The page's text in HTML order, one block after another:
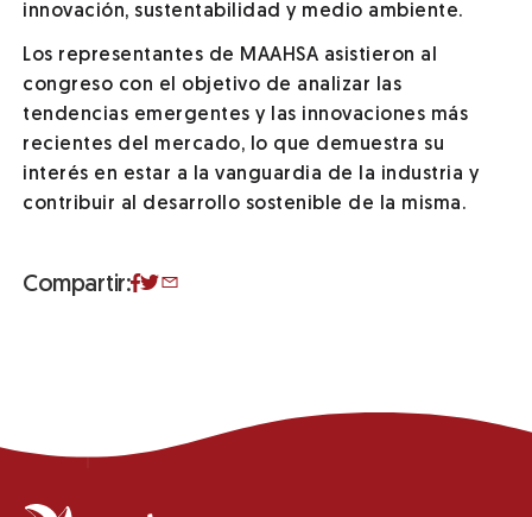
innovación, sustentabilidad y medio ambiente.
Los representantes de MAAHSA asistieron al
congreso con el objetivo de analizar las
tendencias emergentes y las innovaciones más
recientes del mercado, lo que demuestra su
interés en estar a la vanguardia de la industria y
contribuir al desarrollo sostenible de la misma.
Compartir: